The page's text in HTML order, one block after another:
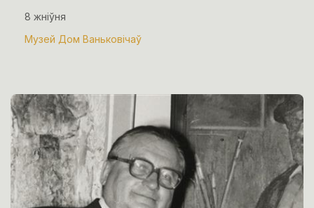
8 жніўня
Музей Дом Ваньковічаў